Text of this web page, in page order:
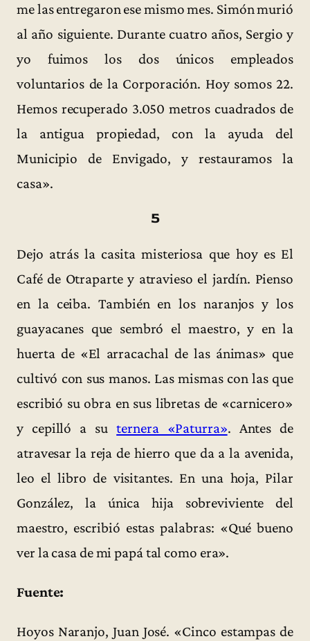
me las entregaron ese mismo mes. Simón murió
al año siguiente. Durante cuatro años, Sergio y
yo fuimos los dos únicos empleados
voluntarios de la Corporación. Hoy somos 22.
Hemos recuperado 3.050 metros cuadrados de
la antigua propiedad, con la ayuda del
Municipio de Envigado, y restauramos la
casa».
5
Dejo atrás la casita misteriosa que hoy es El
Café de Otraparte y atravieso el jardín. Pienso
en la ceiba. También en los naranjos y los
guayacanes que sembró el maestro, y en la
huerta de «El arracachal de las ánimas» que
cultivó con sus manos. Las mismas con las que
escribió su obra en sus libretas de «carnicero»
y cepilló a suternera «Paturra». Antes de
atravesar la reja de hierro que da a la avenida,
leo el libro de visitantes. En una hoja, Pilar
González, la única hija sobreviviente del
maestro, escribió estas palabras: «Qué bueno
ver la casa de mi papá tal como era».
Fuente:
Hoyos Naranjo, Juan José. «Cinco estampas de